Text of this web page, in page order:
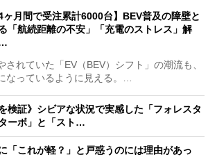
4ヶ月間で受注累計6000台】BEV普及の障壁と
「航続距離の不安」「充電のストレス」解
れていた「EV（BEV）シフト」の潮流も、
なっているように見える。…
検証》シビアな状況で実感した「フォレスタ
ーボ」と「スト…
「これが軽？」と戸惑うのには理由があっ